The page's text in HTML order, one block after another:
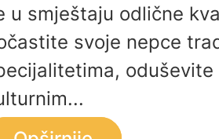
u smještaju odlične
svoje nepce
oduševite